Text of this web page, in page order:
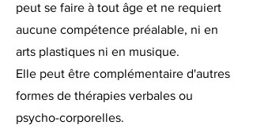
peut se faire à tout âge et ne requiert
aucune compétence préalable, ni en
arts plastiques ni en musique.
Elle peut être complémentaire d'autres
formes de thérapies verbales ou
psycho-corporelles.